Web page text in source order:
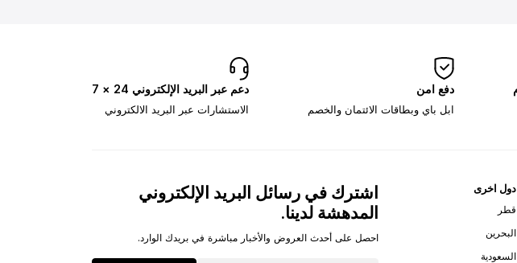
دفع امن
ابل باي وبطاقات الائتمان والخصم
دعم عبر البريد الإلكتروني 24 × 7
الاستشارات عبر البريد الالكتروني
دول اخرى
قطر
البحرين
السعودية
اشترك في رسائل البريد الإلكتروني
المدهشة لدينا.
احصل على أحدث العروض والأخبار مباشرة في بريدك الوارد.